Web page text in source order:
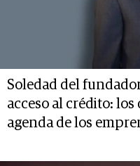
Soledad del
acceso al crédito:
agenda de los